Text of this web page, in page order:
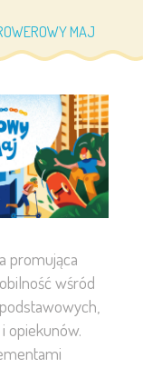
MAJ
promująca
wśród
opiekunów.